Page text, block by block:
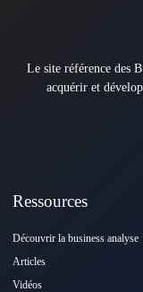
Le site référence des
acquérir et
Ressources
Découvrir la business analyse
Articles
Vidéos